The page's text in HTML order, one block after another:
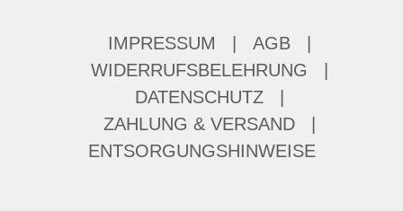
IMPRESSUM AGB
WIDERRUFSBELEHRUNG
DATENSCHUTZ
ZAHLUNG & VERSAND
ENTSORGUNGSHINWEISE